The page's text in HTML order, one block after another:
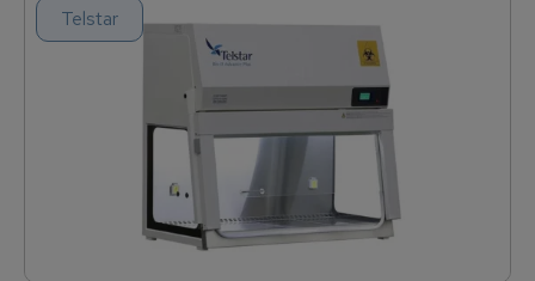
Telstar